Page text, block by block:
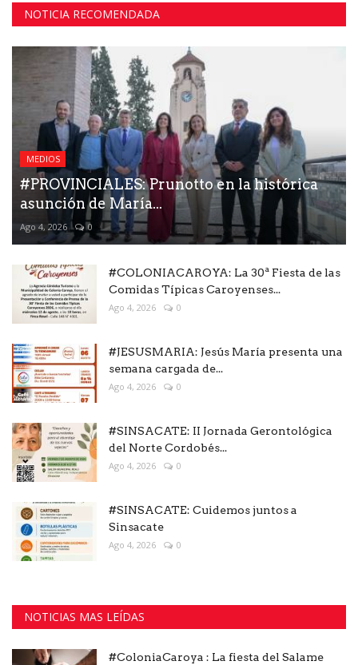
NOTICIA RECOMENDADA
MEDIOS
#PROVINCIALES: Prunotto en la histórica
asunción de María...
Ago 4, 2026 0
#COLONIACAROYA: La 30ª Fiesta de las
Comidas Típicas Caroyenses...
Ago 4, 2026 0
#JESUSMARIA: Jesús María presenta una
semana cargada de...
Ago 4, 2026 0
#SINSACATE: II Jornada Gerontológica
del Norte Cordobés...
Ago 4, 2026 0
#SINSACATE: Cuidemos juntos a
Sinsacate
Ago 4, 2026 0
NOTICIAS MAS LEÍDAS
#ColoniaCaroya : La fiesta del Salame